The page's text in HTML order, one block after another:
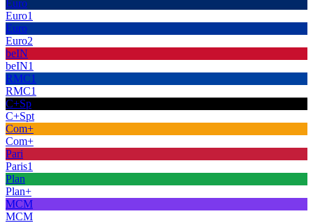
Euro
Euro1
Euro
Euro2
beIN
beIN1
RMC1
RMC1
C+Sp
C+Spt
Com+
Com+
Pari
Paris1
Plan
Plan+
MCM
MCM